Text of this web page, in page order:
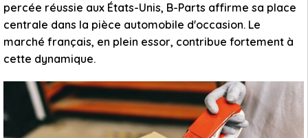
percée réussie aux États-Unis, B-Parts affirme sa place
centrale dans la pièce automobile d'occasion. Le
marché français, en plein essor, contribue fortement à
cette dynamique.